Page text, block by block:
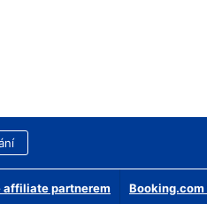
affiliate partnerem Booking.com